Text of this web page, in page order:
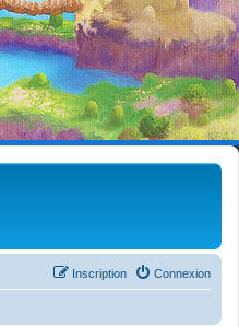
Connexion
Inscription